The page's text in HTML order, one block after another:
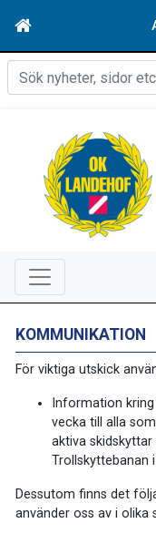
KOMMUNIKATION
För viktiga utskick
Information
vecka till alla
aktiva
Trollskyttebanan
Dessutom finns det
använder oss av i olika